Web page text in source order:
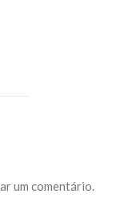
um comentário.